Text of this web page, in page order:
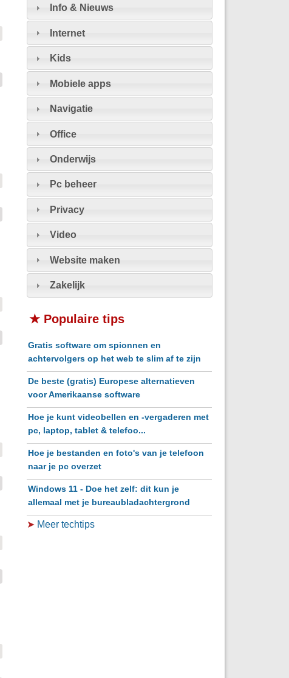
Info & Nieuws
Internet
Kids
Mobiele apps
Navigatie
Office
Onderwijs
Pc beheer
Privacy
Video
Website maken
Zakelijk
★ Populaire tips
Gratis software om spionnen en
achtervolgers op het web te slim af te zijn
De beste (gratis) Europese alternatieven
voor Amerikaanse software
Hoe je kunt videobellen en -vergaderen met
pc, laptop, tablet & telefoo...
Hoe je bestanden en foto's van je telefoon
naar je pc overzet
Windows 11 - Doe het zelf: dit kun je
allemaal met je bureaubladachtergrond
➤ Meer techtips